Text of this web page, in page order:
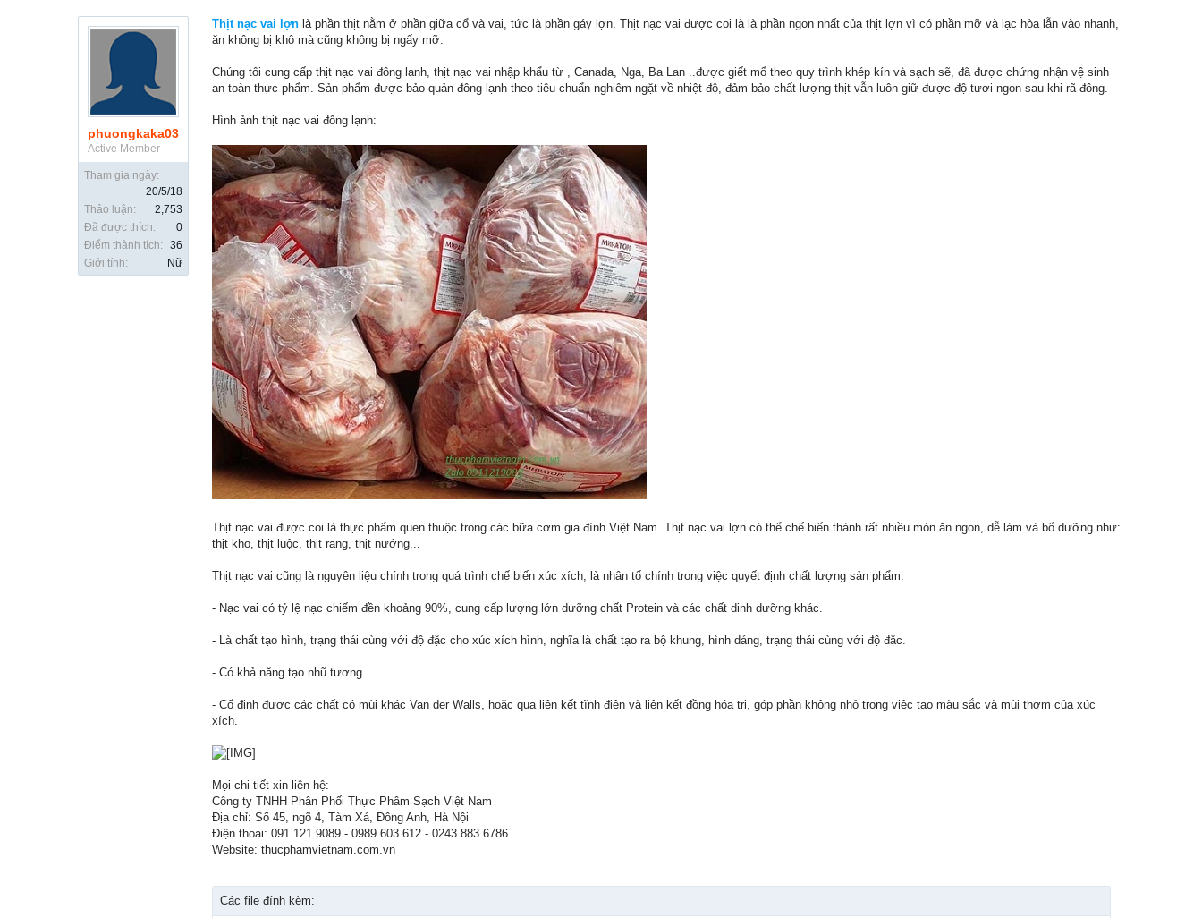
phuongkaka03
Active Member
Tham gia ngày:
20/5/18
Thảo luận:
2,753
Đã được thích:
0
Điểm thành tích:
36
Giới tính:
Nữ
Thịt nạc vai lợn là phần thịt nằm ở phần giữa cổ và vai, tức là phần gáy lợn. Thịt nạc vai được coi là là phần ngon nhất của thịt lợn vì có phần mỡ và lạc hòa lẫn vào nhanh,
ăn không bị khô mà cũng không bị ngấy mỡ.
Chúng tôi cung cấp thịt nạc vai đông lạnh, thịt nạc vai nhập khẩu từ , Canada, Nga, Ba Lan ..được giết mổ theo quy trình khép kín và sạch sẽ, đã được chứng nhận vệ sinh
an toàn thực phẩm. Sản phẩm được bảo quản đông lạnh theo tiêu chuẩn nghiêm ngặt về nhiệt độ, đảm bảo chất lượng thịt vẫn luôn giữ được độ tươi ngon sau khi rã đông.
Hình ảnh thịt nạc vai đông lạnh:
Thịt nạc vai được coi là thực phẩm quen thuộc trong các bữa cơm gia đình Việt Nam. Thịt nạc vai lợn có thể chế biến thành rất nhiều món ăn ngon, dễ làm và bổ dưỡng như:
thịt kho, thịt luộc, thịt rang, thịt nướng...
Thịt nạc vai cũng là nguyên liệu chính trong quá trình chế biến xúc xích, là nhân tố chính trong việc quyết định chất lượng sản phẩm.
- Nạc vai có tỷ lệ nạc chiếm đền khoảng 90%, cung cấp lượng lớn dưỡng chất Protein và các chất dinh dưỡng khác.
- Là chất tạo hình, trạng thái cùng với độ đặc cho xúc xích hình, nghĩa là chất tạo ra bộ khung, hình dáng, trạng thái cùng với độ đặc.
- Có khả năng tạo nhũ tương
- Cố định được các chất có mùi khác Van der Walls, hoặc qua liên kết tĩnh điện và liên kết đồng hóa trị, góp phần không nhỏ trong việc tạo màu sắc và mùi thơm của xúc
xích.
Mọi chi tiết xin liên hệ:
Công ty TNHH Phân Phối Thực Phâm Sạch Việt Nam
Địa chỉ: Số 45, ngõ 4, Tàm Xá, Đông Anh, Hà Nội
Điện thoại: 091.121.9089 - 0989.603.612 - 0243.883.6786
Website: thucphamvietnam.com.vn
Các file đính kèm: